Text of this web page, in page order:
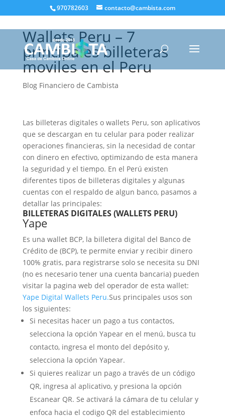
970782603 contacto@cambista.com
Wallets Peru – 7
principales billeteras
moviles en el Peru
Blog Financiero de Cambista
Las billeteras digitales o wallets Peru, son aplicativos
que se descargan en tu celular para poder realizar
operaciones financieras, sin la necesidad de contar
con dinero en efectivo, optimizando de esta manera
la seguridad y el tiempo. En el Perú existen
diferentes tipos de billeteras digitales y algunas
cuentas con el respaldo de algun banco, pasamos a
detallar las principales:
BILLETERAS DIGITALES (WALLETS PERU)
Yape
Es una wallet BCP, la billetera digital del Banco de
Crédito de (BCP), te permite enviar y recibir dinero
100% gratis, para registrarse solo se necesita su DNI
(no es necesario tener una cuenta bancaria) pueden
visitar la pagina web del operador de esta wallet:
Yape Digital Wallets Peru.Sus principales usos son
los siguientes:
Si necesitas hacer un pago a tus contactos,
selecciona la opción Yapear en el menú, busca tu
contacto, ingresa el monto del depósito y,
selecciona la opción Yapear.
Si quieres realizar un pago a través de un código
QR, ingresa al aplicativo, y presiona la opción
Escanear QR. Se activará la cámara de tu celular y
enfoca hacia el codigo QR del establecimiento